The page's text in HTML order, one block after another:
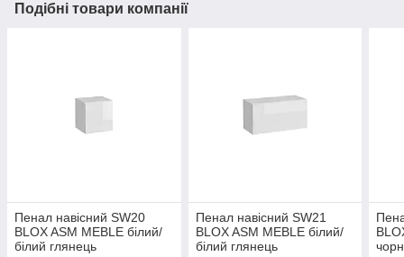
Подібні товари компанії
Пенал навісний SW20
BLOX ASM MEBLE білий/
білий глянець
Пенал навісний SW21
BLOX ASM MEBLE білий/
білий глянець